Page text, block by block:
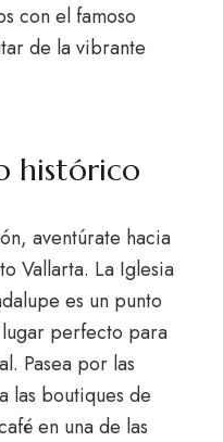
con el famoso
de la vibrante
histórico
aventúrate hacia
Vallarta. La Iglesia
es un punto
perfecto para
Pasea por las
las boutiques de
en una de las